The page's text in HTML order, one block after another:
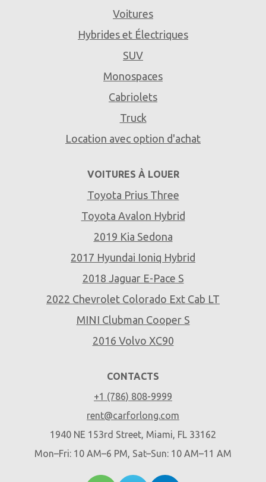
Voitures
Hybrides et Électriques
SUV
Monospaces
Cabriolets
Truck
Location avec option d'achat
VOITURES À LOUER
Toyota Prius Three
Toyota Avalon Hybrid
2019 Kia Sedona
2017 Hyundai Ioniq Hybrid
2018 Jaguar E-Pace S
2022 Chevrolet Colorado Ext Cab LT
MINI Clubman Cooper S
2016 Volvo XC90
CONTACTS
+1 (786) 808-9999
rent@carforlong.com
1940 NE 153rd Street, Miami, FL 33162
Mon–Fri: 10 AM–6 PM, Sat–Sun: 10 AM–11 AM